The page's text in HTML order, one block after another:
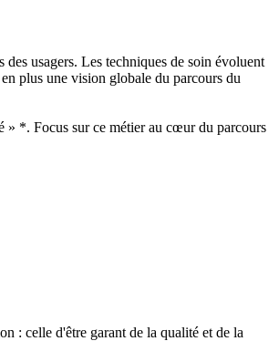
usagers. Les techniques de soin évoluent
plus une vision globale du parcours du
» *. Focus sur ce métier au cœur du parcours
: celle d'être garant de la qualité et de la